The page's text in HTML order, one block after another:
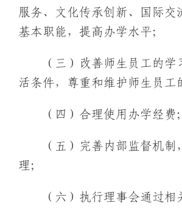
服务、文化传承创新、国际交
基本职能，提高办学水平；
（三）改善师生员工的学
活条件，尊重和维护师生员工
（四）合理使用办学经费；
（五）完善内部监督机制
理；
（六）执行理事会通过相